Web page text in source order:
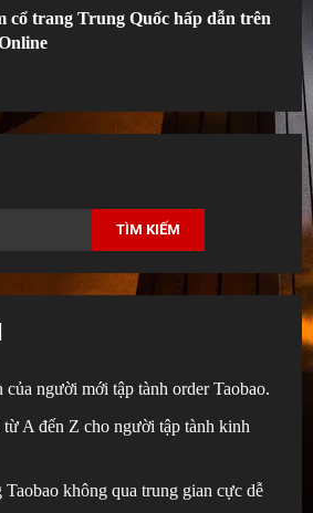
cổ trang Trung Quốc hấp dẫn trên
TÌM KIẾM
người mới tập tành order Taobao.
A đến Z cho người tập tành kinh
không qua trung gian cực dễ